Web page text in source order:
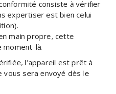
consiste à vérifier
expertiser est bien celui
main propre, cette
moment-là.
l’appareil est prêt à
sera envoyé dès le